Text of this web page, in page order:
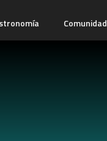
Comunidad